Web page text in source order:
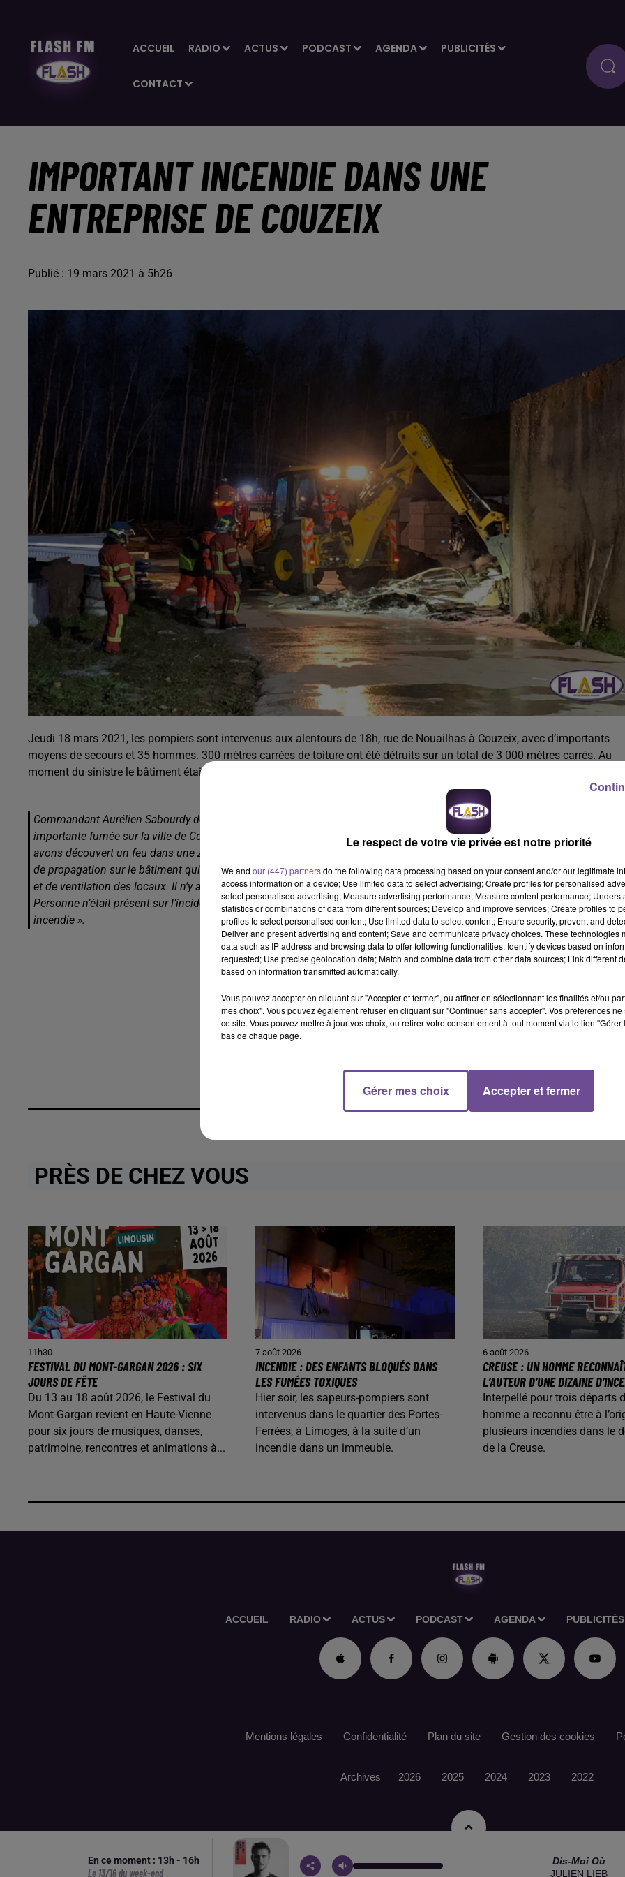
ACCUEIL RADIO ACTUS PODCAST AGENDA PUBLICITÉS
CONTACT
IMPORTANT INCENDIE DANS UNE
ENTREPRISE DE COUZEIX
Publié : 19 mars 2021 à 5h26
Jeudi 18 mars 2021, les pompiers sont intervenus aux alentours de 18h, rue de Nouailhas à Couzeix, avec d’importants
moyens de secours et 35 hommes. 300 mètres carrées de toiture ont été détruits sur un total de 3 000 mètres carrés. Au
moment du sinistre le bâtiment était vide donc il n’y a pas eut de blessés.
Commandant Aurélien Sabourdy des pompiers de la Haute-Vienne :
« Vers 18h de nombreux appels nous ont signalé une
importante fumée sur la ville de Couzeix. D’importants moyens ont alors été engagés. A notre arrivée sur les lieux nous
avons découvert un feu dans une zone de stockage à l’extérieur du bâtiment avec une fumée très épaisse. Il y a eu un début
de propagation sur le bâtiment qui a pu être rapidement éteint. Nous procédons maintenant aux opérations de
et de ventilation des locaux. Il n’y avait pas de produits dangereux de stockés sur le site et pas de bouteilles de gaz.
Personne n’était présent sur l’incident donc il n’y a pas eu de blessés. Il est trop tôt pour déterminer la cause de cet
incendie ».
PRÈS DE CHEZ VOUS
11h30
FESTIVAL DU MONT-GARGAN 2026 : SIX
JOURS DE FÊTE
Du 13 au 18 août 2026, le Festival du
Mont-Gargan revient en Haute-Vienne
pour six jours de musiques, danses,
patrimoine, rencontres et animations à...
7 août 2026
INCENDIE : DES ENFANTS BLOQUÉS DANS
LES FUMÉES TOXIQUES
Hier soir, les sapeurs-pompiers sont
intervenus dans le quartier des Portes-
Ferrées, à Limoges, à la suite d’un
incendie dans un immeuble.
6 août 2026
CREUSE : UN HOMME
L’AUTEUR D’UNE DIZAINE
Interpellé pour trois départs
homme a reconnu être à
plusieurs incendies dans le
de la Creuse.
ACCUEIL RADIO ACTUS PODCAST AGENDA PUBLICITÉS
En ce moment : 13h - 16h
Le 13/16 du week-end
Dis-Moi Où
JULIEN LIEB
Mentions légales Confidentialité Plan du site Gestion des cookies
Archives 2026 2025 2024 2023 2022
Le respect de votre vie privée est notre priorité
We and our (447) partnersdo the following data processing based on your consent and/or our legitimate
access information on a device; Use limited data to select advertising; Create profiles for personalised
select personalised advertising; Measure advertising performance; Measure content performance;
statistics or combinations of data from different sources; Develop and improve services; Create profiles to
profiles to select personalised content; Use limited data to select content; Ensure security, prevent and
Deliver and present advertising and content; Save and communicate privacy choices. These technologies
data such as IP address and browsing data to offer following functionalities: Identify devices based on
requested; Use precise geolocation data; Match and combine data from other data sources; Link different
based on information transmitted automatically.
Vous pouvez accepter en cliquant sur "Accepter et fermer", ou affiner en sélectionnant les finalités et/ou
mes choix". Vous pouvez également refuser en cliquant sur "Continuer sans accepter". Vos préférences
ce site. Vous pouvez mettre à jour vos choix, ou retirer votre consentement à tout moment via le lien
bas de chaque page.
Gérer mes choix Accepter et fermer